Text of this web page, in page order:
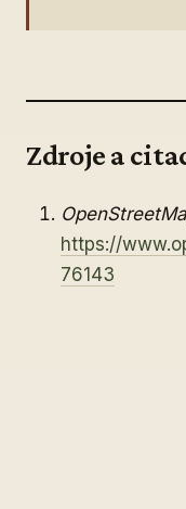
Zdroje a
https://
76143